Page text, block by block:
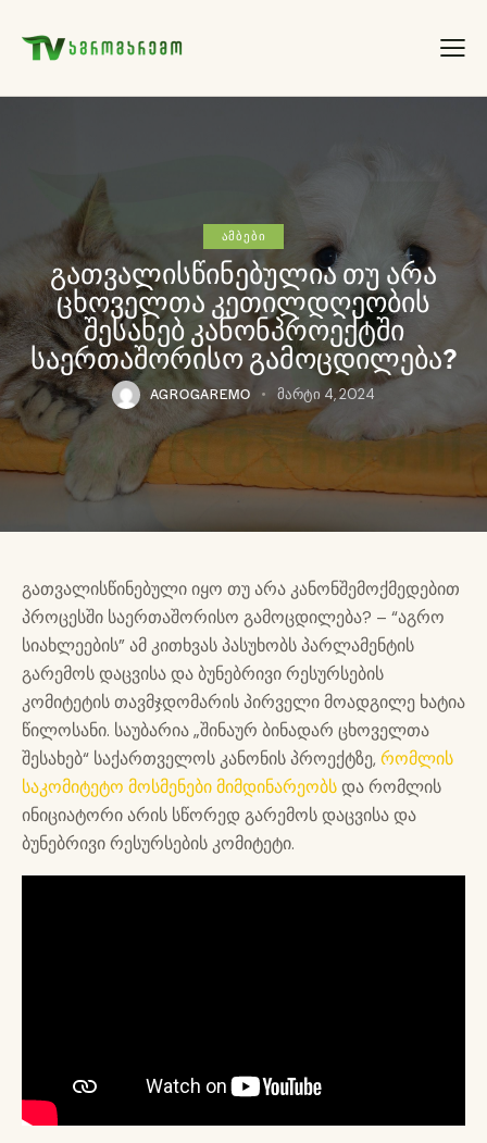
ᲐᲛᲑᲔᲑᲘ
გათვალისწინებულია თუ არა
ცხოველთა კეთილდღეობის
შესახებ კანონპროექტში
საერთაშორისო გამოცდილება?
AGROGAREMO მარტი 4, 2024
გათვალისწინებული იყო თუ არა კანონშემოქმედებით
პროცესში საერთაშორისო გამოცდილება? – “აგრო
სიახლეების” ამ კითხვას პასუხობს პარლამენტის
გარემოს დაცვისა და ბუნებრივი რესურსების
კომიტეტის თავმჯდომარის პირველი მოადგილე ხატია
წილოსანი. საუბარია „შინაურ ბინადარ ცხოველთა
შესახებ“ საქართველოს კანონის პროექტზე, რომლის
საკომიტეტო მოსმენები მიმდინარეობსდა რომლის
ინიციატორი არის სწორედ გარემოს დაცვისა და
ბუნებრივი რესურსების კომიტეტი.